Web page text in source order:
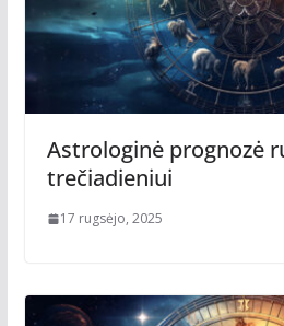
Astrologinė prognozė
trečiadieniui
17 rugsėjo, 2025